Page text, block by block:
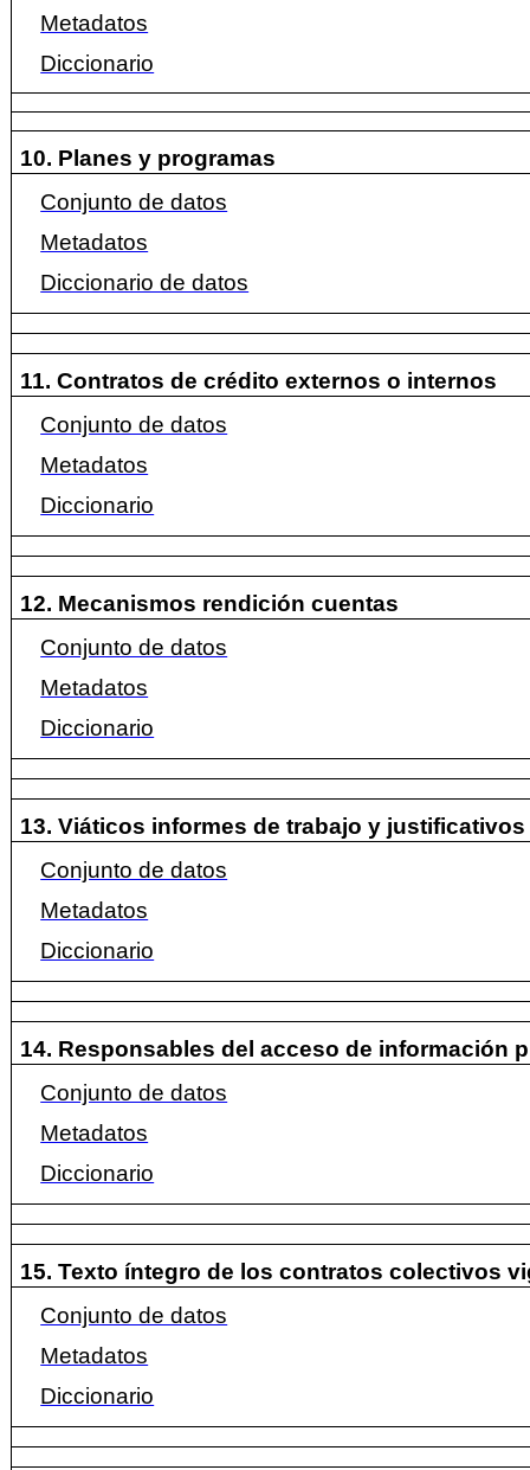
Metadatos
Diccionario
10. Planes y programas
Conjunto de datos
Metadatos
Diccionario de datos
11. Contratos de crédito externos o internos
Conjunto de datos
Metadatos
Diccionario
12. Mecanismos rendición cuentas
Conjunto de datos
Metadatos
Diccionario
13. Viáticos informes de trabajo y
Conjunto de datos
Metadatos
Diccionario
14. Responsables del acceso de información
Conjunto de datos
Metadatos
Diccionario
15. Texto íntegro de los contratos colectivos
Conjunto de datos
Metadatos
Diccionario